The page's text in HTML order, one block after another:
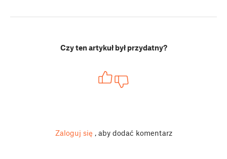
Czy ten artykuł był przydatny?
Zaloguj się , aby dodać komentarz